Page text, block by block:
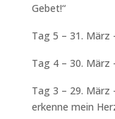
Gebet!“
Tag 5 – 31. März
Tag 4 – 30. März
Tag 3 – 29. März
erkenne mein